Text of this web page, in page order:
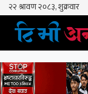
Skip
content